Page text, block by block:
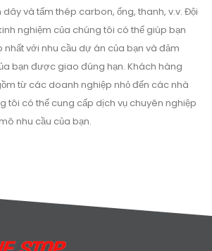
và tấm thép carbon, ống, thanh, v.v. Đội
nghiệm của chúng tôi có thể giúp bạn
nhất với nhu cầu dự án của bạn và đảm
bạn được giao đúng hạn. Khách hàng
từ các doanh nghiệp nhỏ đến các nhà
tôi có thể cung cấp dịch vụ chuyên nghiệp
nhu cầu của bạn.